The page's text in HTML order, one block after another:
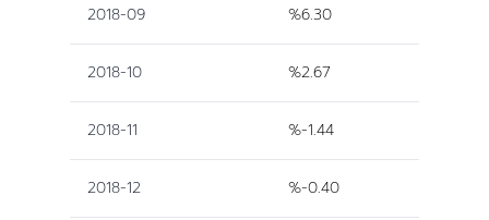
2018-09 %6.30
2018-10 %2.67
2018-11 %-1.44
2018-12 %-0.40